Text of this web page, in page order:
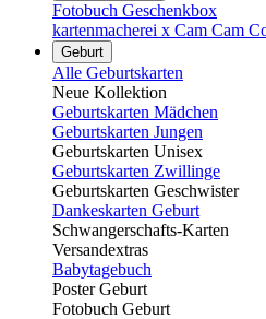
Fotobuch Geschenkbox
kartenmacherei x Cam Cam
Geburt
Alle Geburtskarten
Neue Kollektion
Geburtskarten Mädchen
Geburtskarten Jungen
Geburtskarten Unisex
Geburtskarten Zwillinge
Geburtskarten Geschwister
Dankeskarten Geburt
Schwangerschafts-Karten
Versandextras
Babytagebuch
Poster Geburt
Fotobuch Geburt